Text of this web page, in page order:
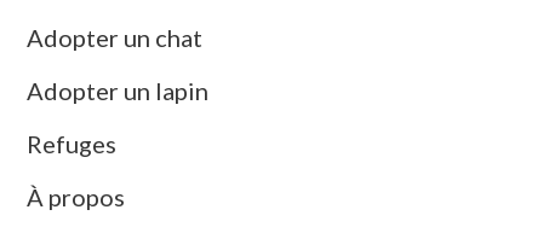
Adopter un chat
Adopter un lapin
Refuges
À propos